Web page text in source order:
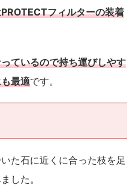
フィルターの装着
ているので持ち運びしやす
最適です。
た石に近くに合った枝を足
した。